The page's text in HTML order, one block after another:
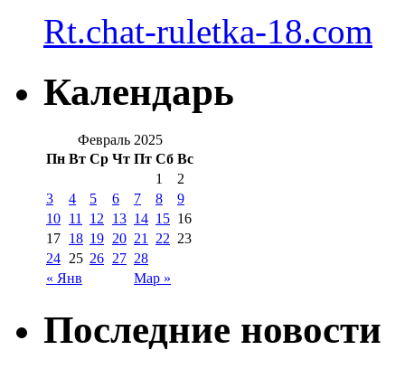
Rt.chat-ruletka-18.com
Календарь
Февраль 2025
Пн Вт Ср Чт Пт Сб Вс
« Янв Мар »
1
2
3
4 5 6 7 8
9
10 11 12 13 14 15 16
17 18 19 20 21 22 23
24 25 26 27 28
Последние новости